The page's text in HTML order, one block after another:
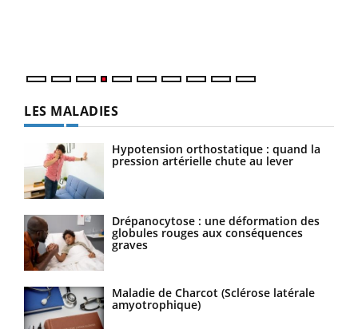
LES MALADIES
Hypotension orthostatique : quand la
pression artérielle chute au lever
Drépanocytose : une déformation des
globules rouges aux conséquences
graves
Maladie de Charcot (Sclérose latérale
amyotrophique)